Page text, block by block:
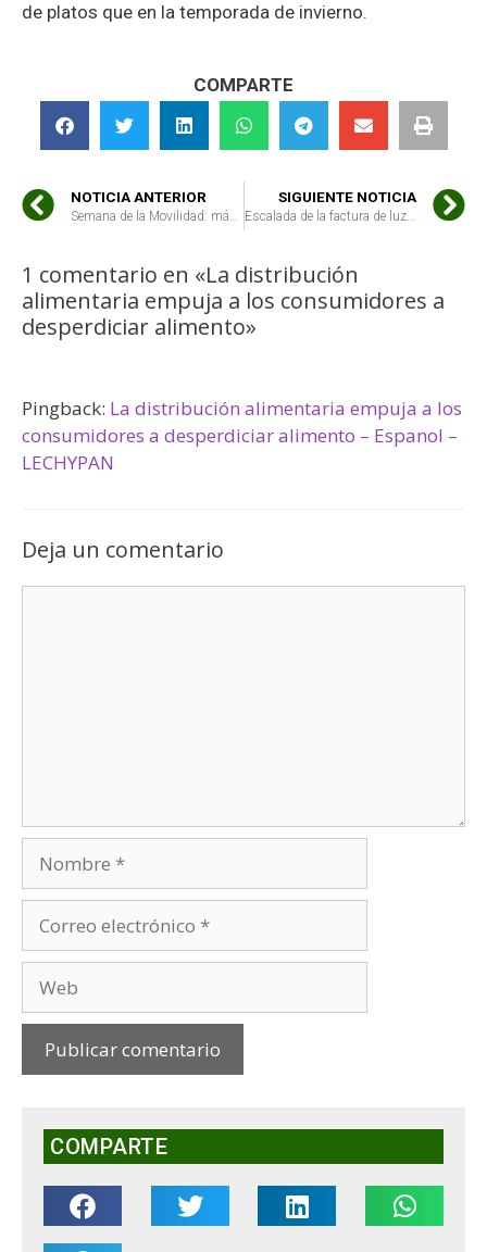
de platos que en la temporada de invierno.
COMPARTE
NOTICIA ANTERIOR
Semana de la Movilidad: más coches de segunda mano ante la falta de alternativas sostenibles
SIGUIENTE NOTICIA
Escalada de la factura de luz: 5 claves para no perderse
1 comentario en «La distribución
alimentaria empuja a los consumidores a
desperdiciar alimento»
Pingback: La distribución alimentaria empuja a los
consumidores a desperdiciar alimento – Espanol –
LECHYPAN
Deja un comentario
COMPARTE